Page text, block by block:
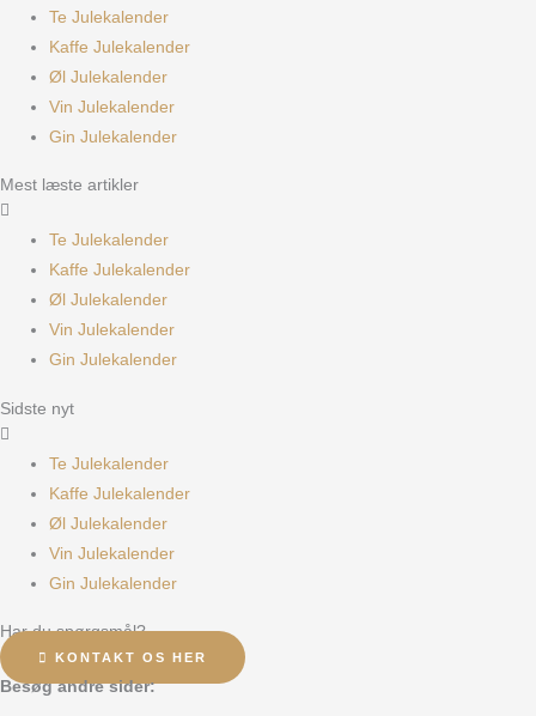
Te Julekalender
Kaffe Julekalender
Øl Julekalender
Vin Julekalender
Gin Julekalender
Mest læste artikler
Te Julekalender
Kaffe Julekalender
Øl Julekalender
Vin Julekalender
Gin Julekalender
Sidste nyt
Te Julekalender
Kaffe Julekalender
Øl Julekalender
Vin Julekalender
Gin Julekalender
Har du spørgsmål?
KONTAKT OS HER
Besøg andre sider: